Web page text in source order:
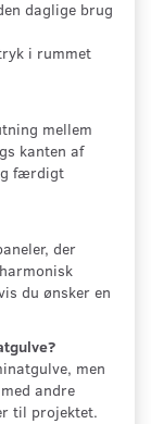
daglige brug
i rummet
mellem
kanten af
færdigt
der
du ønsker en
men
andre
til projektet.